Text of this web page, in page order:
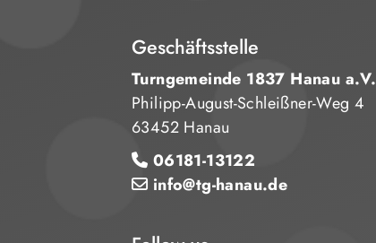
Geschäftsstelle
Turngemeinde 1837 Hanau a.V.
Philipp-August-Schleißner-Weg 4
63452 Hanau
06181-13122
info@tg-hanau.de